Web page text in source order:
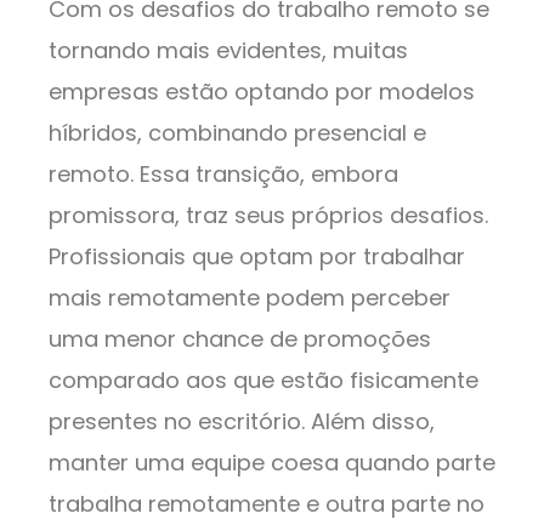
Com os desafios do trabalho remoto se
tornando mais evidentes, muitas
empresas estão optando por modelos
híbridos, combinando presencial e
remoto. Essa transição, embora
promissora, traz seus próprios desafios.
Profissionais que optam por trabalhar
mais remotamente podem perceber
uma menor chance de promoções
comparado aos que estão fisicamente
presentes no escritório. Além disso,
manter uma equipe coesa quando parte
trabalha remotamente e outra parte no